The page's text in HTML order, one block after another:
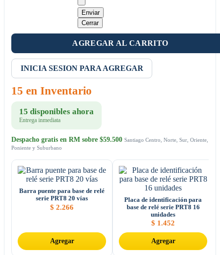
Enviar
Cerrar
AGREGAR AL CARRITO
INICIA SESION PARA AGREGAR
15 en Inventario
15 disponibles ahora
Entrega inmediata
Despacho gratis en RM sobre $59.500 Santiago Centro, Norte, Sur, Oriente,
Poniente y Suburbano
Barra puente para base de relé
serie PRT8 20 vías
$ 2.266
Agregar
Placa de identificación para
base de relé serie PRT8 16
unidades
$ 1.452
Agregar